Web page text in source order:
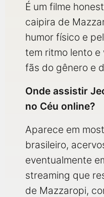
É um filme
caipira de
humor físico e
tem ritmo lento e
fãs do gênero e
Onde assistir
no Céu online?
Aparece em
brasileiro,
eventualmente
streaming que
de Mazzaropi,